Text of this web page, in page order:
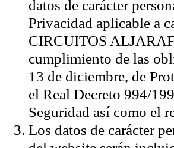
datos de carácter
Privacidad aplicable a
CIRCUITOS
cumplimiento de las
13 de diciembre, de
el Real Decreto 994/
Seguridad así como el
Los datos de carácter